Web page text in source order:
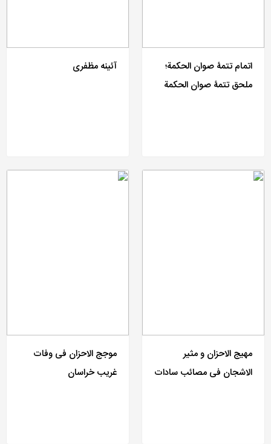
اتمام تتمۀ صوان الحکمة؛
ملحق تتمۀ صوان الحکمة
آئینه مظفری
مهیج الاحزان و مثیر
الاشجان فی مصائب سادات
موجج الاحزان فی وفات
غریب خراسان